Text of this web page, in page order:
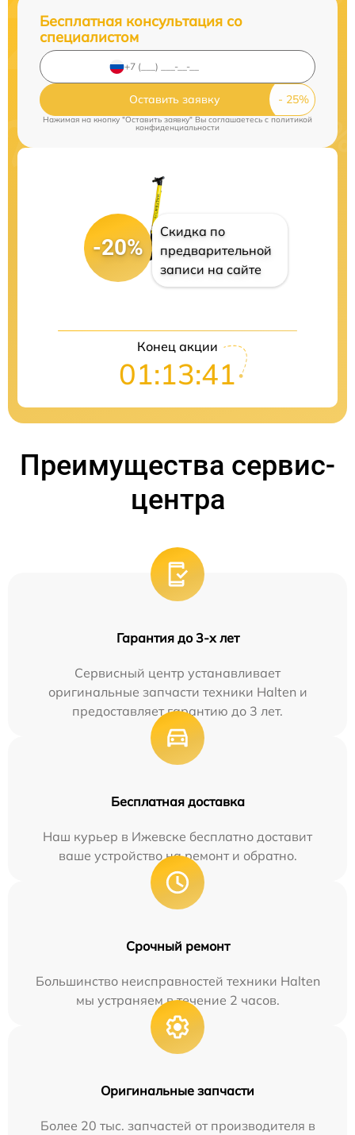
Бесплатная консультация со
специалистом
Оставить заявку
Нажимая на кнопку "Оставить заявку" Вы соглашаетесь cполитикой
конфиденциальности
-20%
Скидка по
предварительной
записи на сайте
Конец акции
01:13:41
Преимущества сервис-
центра
Гарантия до 3-х лет
Сервисный центр устанавливает
оригинальные запчасти техники Halten и
предоставляет гарантию до 3 лет.
Бесплатная доставка
Наш курьер в Ижевске бесплатно доставит
ваше устройство на ремонт и обратно.
Срочный ремонт
Большинство неисправностей техники Halten
мы устраняем в течение 2 часов.
Оригинальные запчасти
Более 20 тыс. запчастей от производителя в